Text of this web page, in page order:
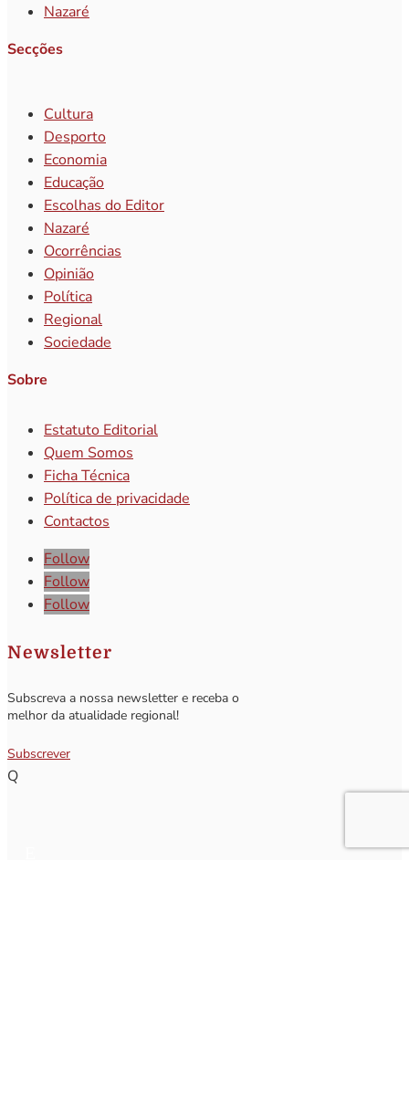
Nazaré
Secções
Cultura
Desporto
Economia
Educação
Escolhas do Editor
Nazaré
Ocorrências
Opinião
Política
Regional
Sociedade
Sobre
Estatuto Editorial
Quem Somos
Ficha Técnica
Política de privacidade
Contactos
Follow
Follow
Follow
Newsletter
Subscreva a nossa newsletter e receba o
melhor da atualidade regional!
Subscrever
Q